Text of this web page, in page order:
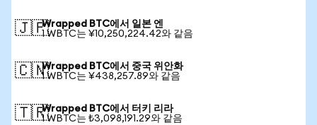
🇯🇵Wrapped BTC에서 일본 엔
1 WBTC는 ¥10,250,224.42와 같음
🇨🇳Wrapped BTC에서 중국 위안화
1 WBTC는 ¥438,257.89와 같음
🇹🇷Wrapped BTC에서 터키 리라
1 WBTC는 ₺3,098,191.29와 같음